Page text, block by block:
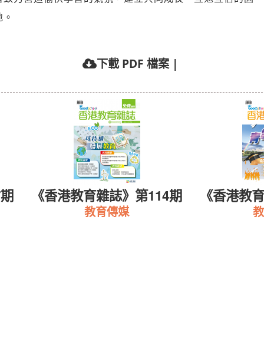
下載 PDF 檔案 |
《香港教育雜誌》第114期
教育傳媒
《香港教